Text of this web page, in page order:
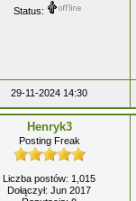
Status:
29-11-2024 14:30
Henryk3
Posting Freak
Liczba postów: 1,015
Dołączył: Jun 2017